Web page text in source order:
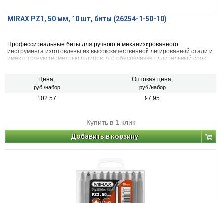
MIRAX PZ1, 50 мм, 10 шт, биты (26254-1-50-10)
Профессиональные биты для ручного и механизированного
инструмента изготовлены из высококачественной легированной стали и
имеют точную геометрию шлицов, что обеспечивает длительный срок
Цена,
руб./набор
Оптовая цена,
руб./набор
102.57 97.95
Купить в 1 клик
Добавить в корзину